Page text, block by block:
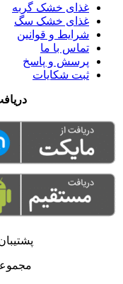
غذای خشک گربه
غذای خشک سگ
شرایط و قوانین
تماس با ما
پرسش و پاسخ
ثبت شکایات